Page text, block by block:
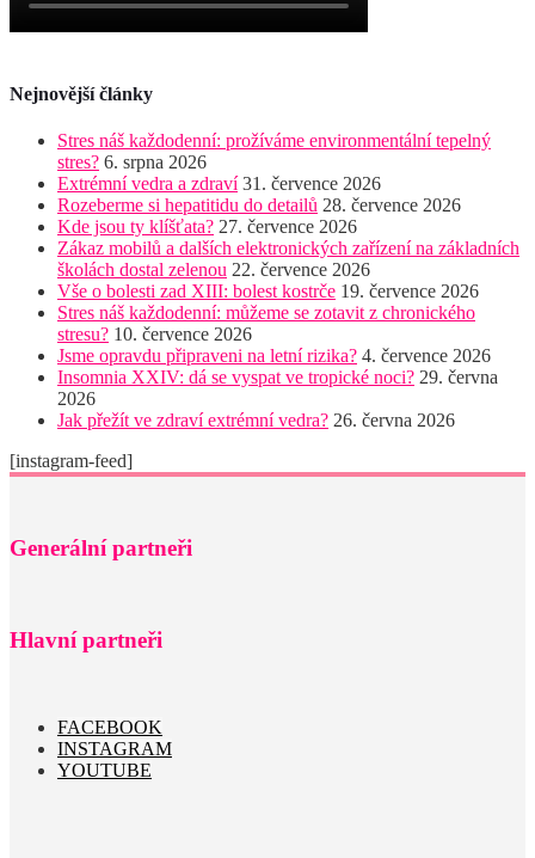
Nejnovější články
Stres náš každodenní: prožíváme environmentální tepelný
stres? 6. srpna 2026
Extrémní vedra a zdraví 31. července 2026
Rozeberme si hepatitidu do detailů 28. července 2026
Kde jsou ty klíšťata? 27. července 2026
Zákaz mobilů a dalších elektronických zařízení na základních
školách dostal zelenou 22. července 2026
Vše o bolesti zad XIII: bolest kostrče 19. července 2026
Stres náš každodenní: můžeme se zotavit z chronického
stresu? 10. července 2026
Jsme opravdu připraveni na letní rizika? 4. července 2026
Insomnia XXIV: dá se vyspat ve tropické noci? 29. června
2026
Jak přežít ve zdraví extrémní vedra? 26. června 2026
[instagram-feed]
Generální partneři
Hlavní partneři
FACEBOOK
INSTAGRAM
YOUTUBE